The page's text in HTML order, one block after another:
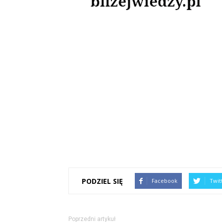
PODZIEL SIĘ Facebook
Poprzedni artykuł